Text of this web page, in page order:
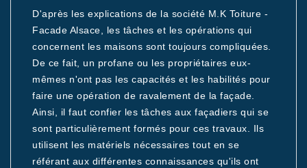
D'après les explications de la société M.K Toiture -
Facade Alsace, les tâches et les opérations qui
concernent les maisons sont toujours compliquées.
De ce fait, un profane ou les propriétaires eux-
mêmes n'ont pas les capacités et les habilités pour
faire une opération de ravalement de la façade.
Ainsi, il faut confier les tâches aux façadiers qui se
sont particulièrement formés pour ces travaux. Ils
utilisent les matériels nécessaires tout en se
référant aux différentes connaissances qu'ils ont